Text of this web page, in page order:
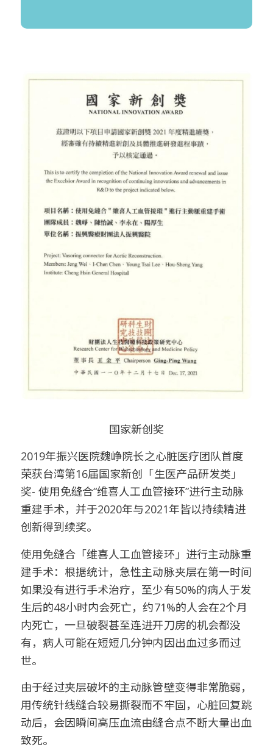
国家新创奖
2019年振兴医院魏峥院长之心脏医疗团队首度
荣获台湾第16届国家新创「生医产品研发类」
奖- 使用免缝合“维喜人工血管接环”进行主动脉
重建手术，并于2020年与2021年皆以持续精进
创新得到续奖。
使用免缝合「维喜人工血管接环」进行主动脉重
建手术：根据统计，急性主动脉夹层在第一时间
如果没有进行手术治疗，至少有50%的病人于发
生后的48小时内会死亡，约71%的人会在2个月
内死亡，一旦破裂甚至连进开刀房的机会都没
有，病人可能在短短几分钟内因出血过多而过
世。
由于经过夹层破坏的主动脉管壁变得非常脆弱，
用传统针线缝合较易撕裂而不牢固，心脏回复跳
动后，会因瞬间高压血流由缝合点不断大量出血
致死。